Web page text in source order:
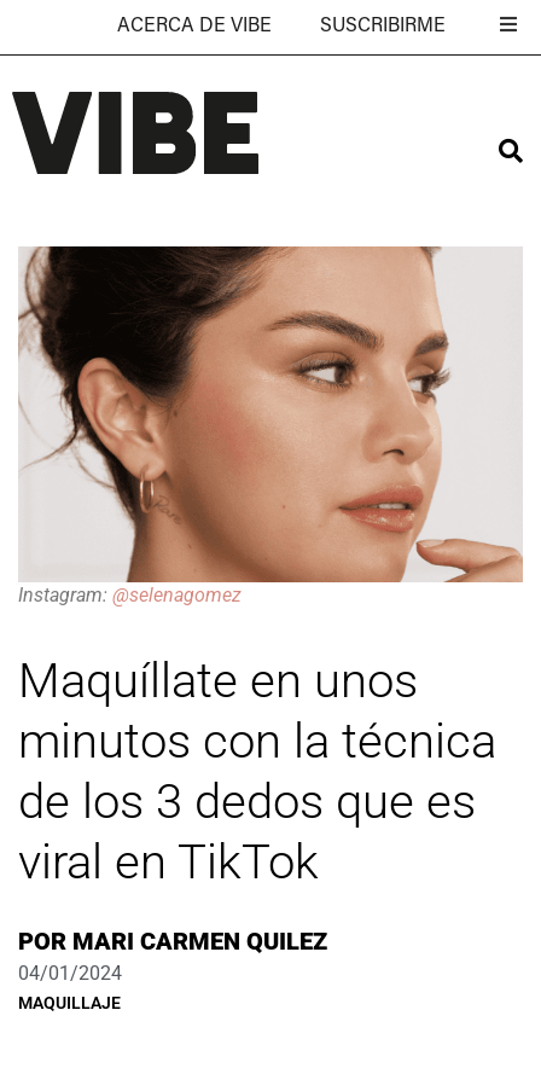
ACERCA DE VIBE SUSCRIBIRME
Instagram: @selenagomez
Maquíllate en unos
minutos con la técnica
de los 3 dedos que es
viral en TikTok
POR MARI CARMEN QUILEZ
04/01/2024
MAQUILLAJE